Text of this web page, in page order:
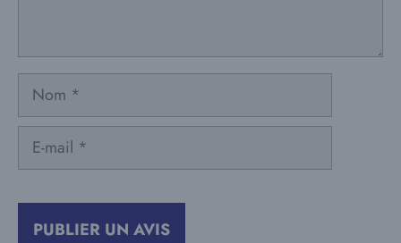
Nom
mail